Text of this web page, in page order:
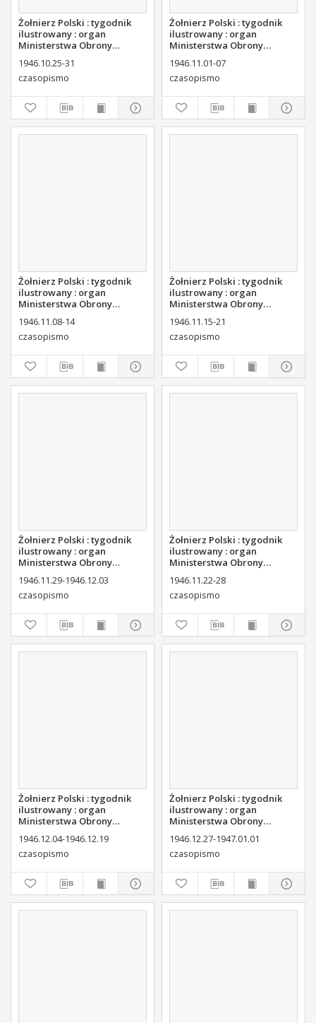
Żołnierz Polski : tygodnik
ilustrowany : organ
Ministerstwa Obrony
1946.10.25-31
czasopismo
Żołnierz Polski : tygodnik
ilustrowany : organ
Ministerstwa Obrony
1946.11.01-07
czasopismo
Żołnierz Polski : tygodnik
ilustrowany : organ
Ministerstwa Obrony
1946.11.08-14
czasopismo
Żołnierz Polski : tygodnik
ilustrowany : organ
Ministerstwa Obrony
1946.11.15-21
czasopismo
Żołnierz Polski : tygodnik
ilustrowany : organ
Ministerstwa Obrony
1946.11.29-1946.12.03
czasopismo
Żołnierz Polski : tygodnik
ilustrowany : organ
Ministerstwa Obrony
1946.11.22-28
czasopismo
Żołnierz Polski : tygodnik
ilustrowany : organ
Ministerstwa Obrony
1946.12.04-1946.12.19
czasopismo
Żołnierz Polski : tygodnik
ilustrowany : organ
Ministerstwa Obrony
1946.12.27-1947.01.01
czasopismo